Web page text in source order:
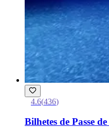
4.6(436)
Bilhetes de Passe